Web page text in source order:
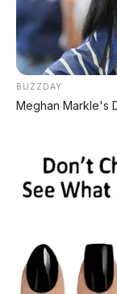
Selama
bikin
kalau
BUZZDAY
Meghan Markle's